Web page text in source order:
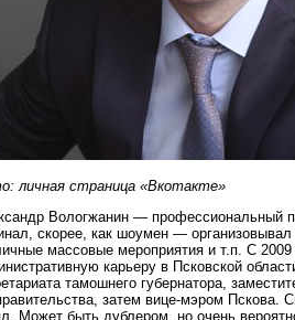
личная страница «Вкотакте»
Вологжанин — профессиональный
скорее, как шоумен —
массовые мероприятия и т.п. С
карьеру в Псковской
тамошнего губернатора,
затем вице-мэром Пскова.
Может быть дублером, но очень